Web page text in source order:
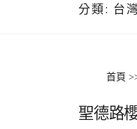
分類: 台
首頁
聖德路